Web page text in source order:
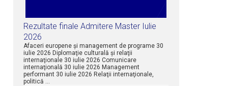
Rezultate finale Admitere Master Iulie
2026
Afaceri europene şi management de programe 30
iulie 2026 Diplomaţie culturală şi relaţii
internaţionale 30 iulie 2026 Comunicare
internaţională 30 iulie 2026 Management
performant 30 iulie 2026 Relaţii internaţionale,
politică …